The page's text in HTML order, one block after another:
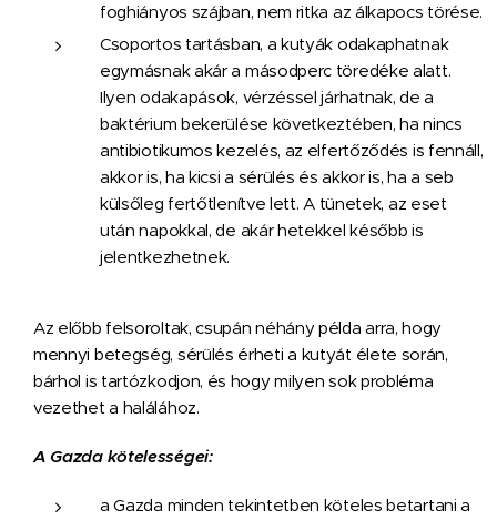
foghiányos szájban, nem ritka az álkapocs törése.
Csoportos tartásban, a kutyák odakaphatnak
egymásnak akár a másodperc töredéke alatt.
Ilyen odakapások, vérzéssel járhatnak, de a
baktérium bekerülése következtében, ha nincs
antibiotikumos kezelés, az elfertőződés is fennáll,
akkor is, ha kicsi a sérülés és akkor is, ha a seb
külsőleg fertőtlenítve lett. A tünetek, az eset
után napokkal, de akár hetekkel később is
jelentkezhetnek.
Az előbb felsoroltak, csupán néhány példa arra, hogy
mennyi betegség, sérülés érheti a kutyát élete során,
bárhol is tartózkodjon, és hogy milyen sok probléma
vezethet a halálához.
A Gazda kötelességei:
a Gazda minden tekintetben köteles betartani a